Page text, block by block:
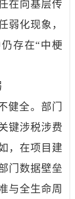
在向基层传
弱化现象，
存在“中梗
健全。部门
键涉税涉费
，在项目建
门数据壁垒
与全生命周